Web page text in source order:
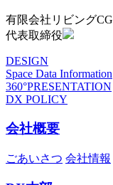
有限会社リビングCG
代表取締役
DESIGN
Space Data Information
360°PRESENTATION
DX POLICY
会社概要
ごあいさつ 会社情報